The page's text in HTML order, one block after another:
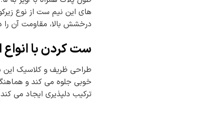
های این نیم ست از نوع
درخشش بالا، مقاومت آن
ست کردن با انواع
طراحی ظریف و کلاسیک
خوبی جلوه می کند و
ترکیب دلپذیری ایجاد می